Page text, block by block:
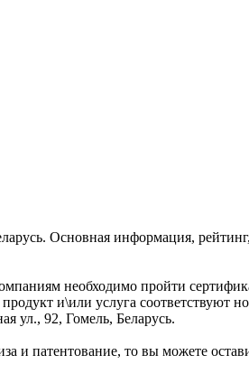
Основная информация,
необходимо пройти
и\или услуга соответствуют
ул., 92, Гомель, Беларусь.
и патентование, то вы можете